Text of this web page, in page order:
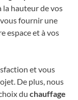
la hauteur de vos
fournir une
espace et à vos
et vous
De plus, nous
du chauffage